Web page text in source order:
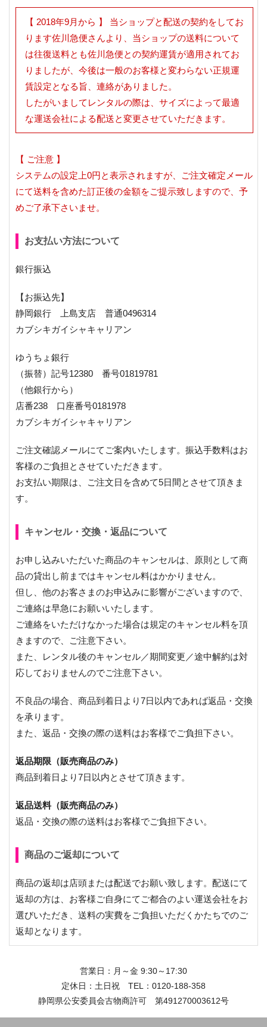
【 2018年9月から 】 当ショップと配送の契約をしてお
ります佐川急便さんより、当ショップの送料について
は往復送料とも佐川急便との契約運賃が適用されてお
りましたが、今後は一般のお客様と変わらない正規運
賃設定となる旨、連絡がありました。
したがいましてレンタルの際は、サイズによって最適
な運送会社による配送と変更させていただきます。
【 ご注意 】
システムの設定上0円と表示されますが、ご注文確定メール
にて送料を含めた訂正後の金額をご提示致しますので、予
めご了承下さいませ。
お支払い方法について
銀行振込
【お振込先】
静岡銀行 上島支店 普通0496314
カブシキガイシャキャリアン
ゆうちょ銀行
（振替）記号12380 番号01819781
（他銀行から）
店番238 口座番号0181978
カブシキガイシャキャリアン
ご注文確認メールにてご案内いたします。振込手数料はお
客様のご負担とさせていただきます。
お支払い期限は、ご注文日を含めて5日間とさせて頂きま
す。
キャンセル・交換・返品について
お申し込みいただいた商品のキャンセルは、原則として商
品の貸出し前まではキャンセル料はかかりません。
但し、他のお客さまのお申込みに影響がございますので、
ご連絡は早急にお願いいたします。
ご連絡をいただけなかった場合は規定のキャンセル料を頂
きますので、ご注意下さい。
また、レンタル後のキャンセル／期間変更／途中解約は対
応しておりませんのでご注意下さい。
不良品の場合、商品到着日より7日以内であれば返品・交換
を承ります。
また、返品・交換の際の送料はお客様でご負担下さい。
返品期限（販売商品のみ）
商品到着日より7日以内とさせて頂きます。
返品送料（販売商品のみ）
返品・交換の際の送料はお客様でご負担下さい。
商品のご返却について
商品の返却は店頭または配送でお願い致します。配送にて
返却の方は、お客様ご自身にてご都合のよい運送会社をお
選びいただき、送料の実費をご負担いただくかたちでのご
返却となります。
営業日：月～金 9:30～17:30
定休日：土日祝 TEL： 0120-188-358
静岡県公安委員会古物商許可 第491270003612号